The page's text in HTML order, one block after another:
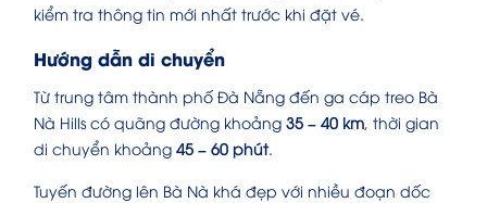
kiểm tra thông tin mới nhất trước khi đặt vé.
Hướng dẫn di chuyển
Từ trung tâm thành phố Đà Nẵng đến ga cáp treo Bà
Nà Hills có quãng đường khoảng 35 – 40 km, thời gian
di chuyển khoảng 45 – 60 phút.
Tuyến đường lên Bà Nà khá đẹp với nhiều đoạn dốc